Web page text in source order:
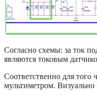
Согласно схемы: за ток
являются токовым
Соответственно для того
мультиметром. Визуально